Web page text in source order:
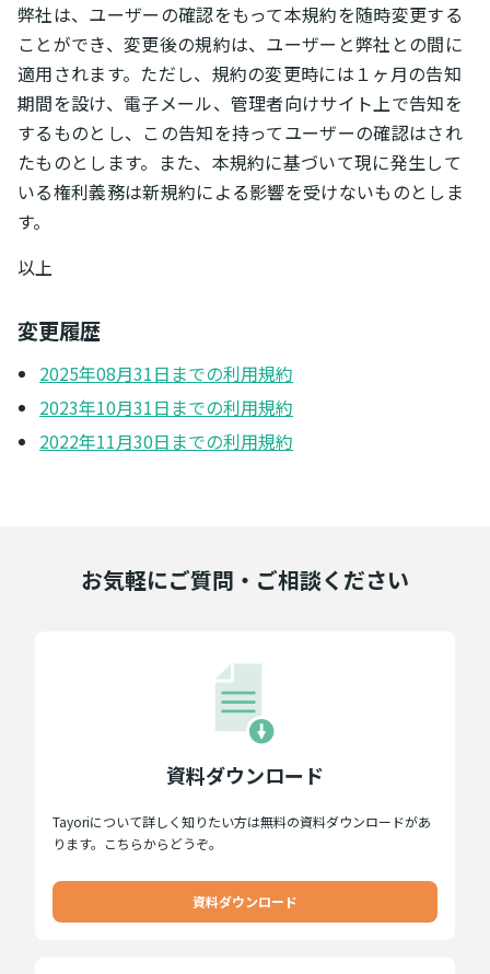
弊社は、ユーザーの確認をもって本規約を随時変更する
ことができ、変更後の規約は、ユーザーと弊社との間に
適用されます。ただし、規約の変更時には１ヶ月の告知
期間を設け、電子メール、管理者向けサイト上で告知を
するものとし、この告知を持ってユーザーの確認はされ
たものとします。また、本規約に基づいて現に発生して
いる権利義務は新規約による影響を受けないものとしま
す。
以上
変更履歴
2025年08月31日までの利用規約
2023年10月31日までの利用規約
2022年11月30日までの利用規約
お気軽にご質問・ご相談ください
資料ダウンロード
Tayoriについて詳しく知りたい方は無料の資料ダウンロードがあ
ります。こちらからどうぞ。
資料ダウンロード